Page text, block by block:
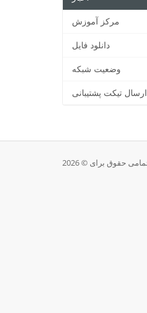
مرکز آموزش
دانلود فایل
وضعیت شبکه
ارسال تیکت پشتیبانی